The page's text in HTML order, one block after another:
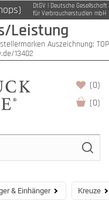
DtGV | Deutsche Gesellschaft
für Verbraucherstudien mbH
Leistung
Auszeichnung: TOP
13402
(0)
(0)
& Einhänger Kreuze